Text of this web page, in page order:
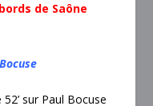
de Saône
sur Paul Bocuse